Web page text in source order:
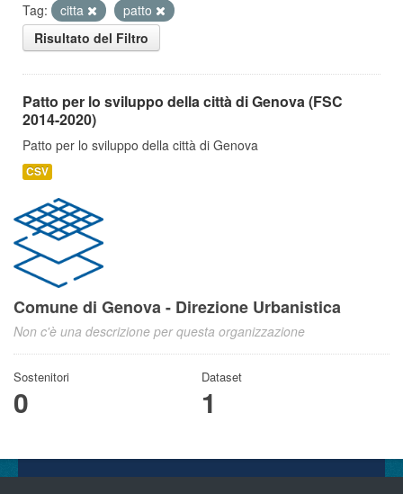
Tag:
citta
patto
Risultato del Filtro
Patto per lo sviluppo della città di Genova (FSC
2014-2020)
Patto per lo sviluppo della città di Genova
CSV
Comune di Genova - Direzione Urbanistica
Non c'è una descrizione per questa organizzazione
Sostenitori
0
Dataset
1